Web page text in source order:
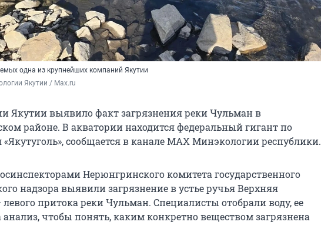
одна из крупнейших компаний Якутии
Якутии / Max.ru
Якутии выявило факт загрязнения реки Чульман в
районе. В акватории находится федеральный гигант по
сообщается в канале MAX Минэкологии республики.
Нерюнгринского комитета государственного
надзора выявили загрязнение в устье ручья Верхняя
притока реки Чульман. Специалисты отобрали воду, ее
анализ, чтобы понять, каким конкретно веществом загрязнена